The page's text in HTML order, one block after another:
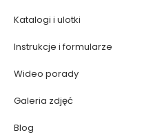
Katalogi i ulotki
Instrukcje i formularze
Wideo porady
Galeria zdjęć
Blog